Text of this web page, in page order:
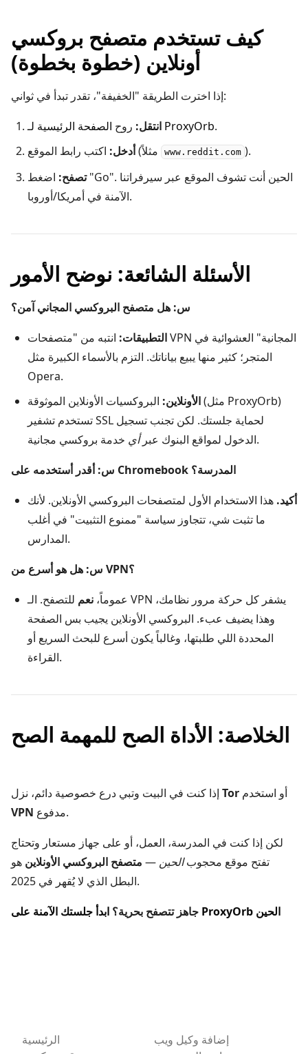
كيف تستخدم متصفح بروكسي
أونلاين (خطوة بخطوة)
إذا اخترت الطريقة "الخفيفة"، تقدر تبدأ في ثواني:
انتقل: روح الصفحة الرئيسية لـ ProxyOrb.
أدخل:
www.reddit.com ).
تصفح: اضغط "Go". الحين أنت تشوف الموقع عبر سيرفراتنا
الآمنة في أمريكا/أوروبا.
الأسئلة الشائعة: نوضح الأمور
س: هل متصفح البروكسي المجاني آمن؟
التطبيقات: انتبه من "متصفحات VPN المجانية" العشوائية في
المتجر؛ كثير منها يبيع بياناتك. التزم بالأسماء الكبيرة مثل
Opera.
الأونلاين: البروكسيات الأونلاين الموثوقة (مثل ProxyOrb)
تستخدم تشفير SSL لحماية جلستك. لكن تجنب تسجيل
الدخول لمواقع البنوك عبرأي
خدمة بروكسي مجانية.
س: أقدر أستخدمه على Chromebook المدرسة؟
أكيد. هذا الاستخدام الأول لمتصفحات البروكسي الأونلاين. لأنك
ما تثبت شي، تتجاوز سياسة "ممنوع التثبيت" في أغلب
المدارس.
س: هل هو أسرع من VPN؟
عموماً، نعم للتصفح. الـ VPN يشفر كل حركة مرور نظامك،
وهذا يضيف عبء. البروكسي الأونلاين يجيب بس الصفحة
المحددة اللي طلبتها، وغالباً يكون أسرع للبحث السريع أو
القراءة.
الخلاصة: الأداة الصح للمهمة الصح
Tor أو استخدم
VPN
مدفوع.
لكن إذا كنت في المدرسة، العمل، أو على جهاز مستعار وتحتاج
تفتح موقع محجوبالحين — متصفح البروكسي الأونلاين هو
البطل الذي لا يُقهر في 2025.
جاهز تتصفح بحرية؟
ابدأ جلستك الآمنة على ProxyOrb الحين
الرئيسية
إضافة وكيل ويب